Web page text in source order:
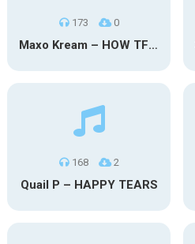
173 0
Maxo Kream – HOW TF I’M LUCKY
168 2
Quail P – HAPPY TEARS